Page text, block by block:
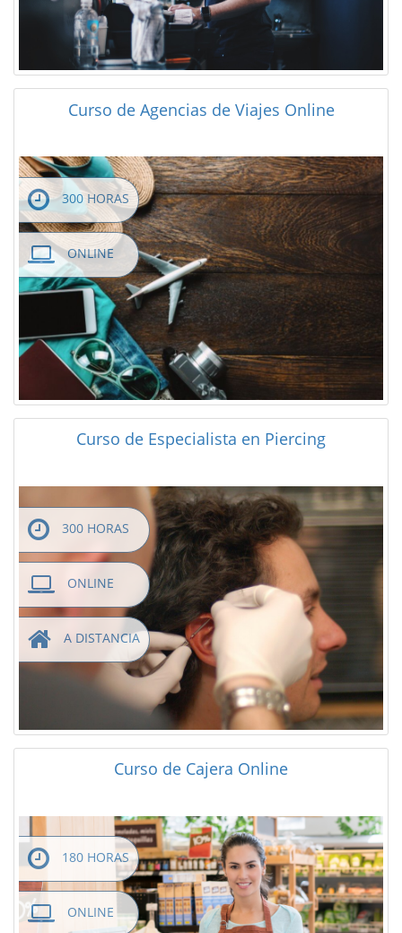
Curso de Agencias de Viajes Online
300 HORAS
ONLINE
Curso de Especialista en Piercing
300 HORAS
ONLINE
A DISTANCIA
Curso de Cajera Online
180 HORAS
ONLINE